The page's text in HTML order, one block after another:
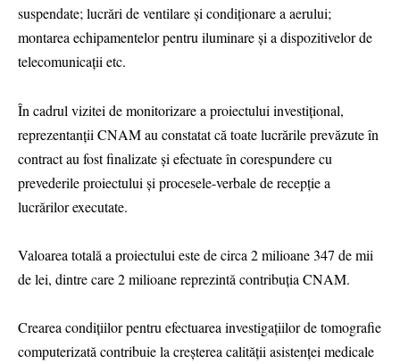
suspendate; lucrări de ventilare și condiționare a aerului;
montarea echipamentelor pentru iluminare și a dispozitivelor de
telecomunicații etc.
În cadrul vizitei de monitorizare a proiectului investițional,
reprezentanții CNAM au constatat că toate lucrările prevăzute în
contract au fost finalizate și efectuate în corespundere cu
prevederile proiectului și procesele-verbale de recepție a
lucrărilor executate.
Valoarea totală a proiectului este de circa 2 milioane 347 de mii
de lei, dintre care 2 milioane reprezintă contribuția CNAM.
Crearea condițiilor pentru efectuarea investigațiilor de tomografie
computerizată contribuie la creșterea calității asistenței medicale